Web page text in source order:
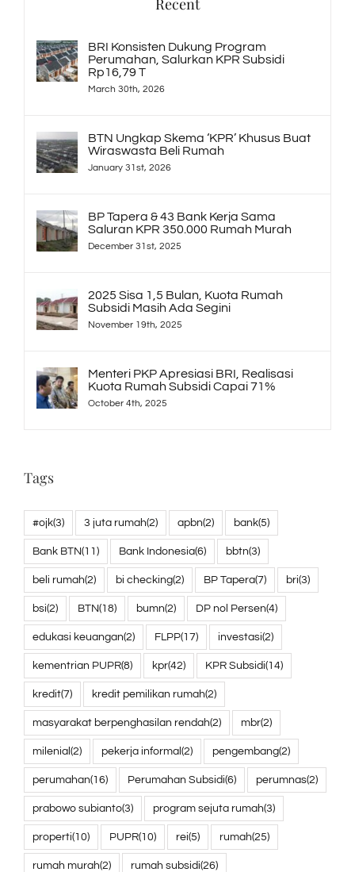
Recent
BRI Konsisten Dukung Program
Perumahan, Salurkan KPR Subsidi
Rp16,79 T
March 30th, 2026
BTN Ungkap Skema ‘KPR’ Khusus Buat
Wiraswasta Beli Rumah
January 31st, 2026
BP Tapera & 43 Bank Kerja Sama
Saluran KPR 350.000 Rumah Murah
December 31st, 2025
2025 Sisa 1,5 Bulan, Kuota Rumah
Subsidi Masih Ada Segini
November 19th, 2025
Menteri PKP Apresiasi BRI, Realisasi
Kuota Rumah Subsidi Capai 71%
October 4th, 2025
Tags
#ojk(3) 3 juta rumah(2) apbn(2) bank(5)
Bank BTN(11) Bank Indonesia(6) bbtn(3)
beli rumah(2) bi checking(2) BP Tapera(7) bri(3)
bsi(2) BTN(18) bumn(2) DP nol Persen(4)
edukasi keuangan(2) FLPP(17) investasi(2)
kementrian PUPR(8) kpr(42) KPR Subsidi(14)
kredit(7) kredit pemilikan rumah(2)
masyarakat berpenghasilan rendah(2) mbr(2)
milenial (2) pekerja informal (2) pengembang(2)
perumahan(16) Perumahan Subsidi(6) perumnas(2)
prabowo subianto(3) program sejuta rumah(3)
properti(10) PUPR(10) rei(5) rumah(25)
rumah murah(2) rumah subsidi(26)